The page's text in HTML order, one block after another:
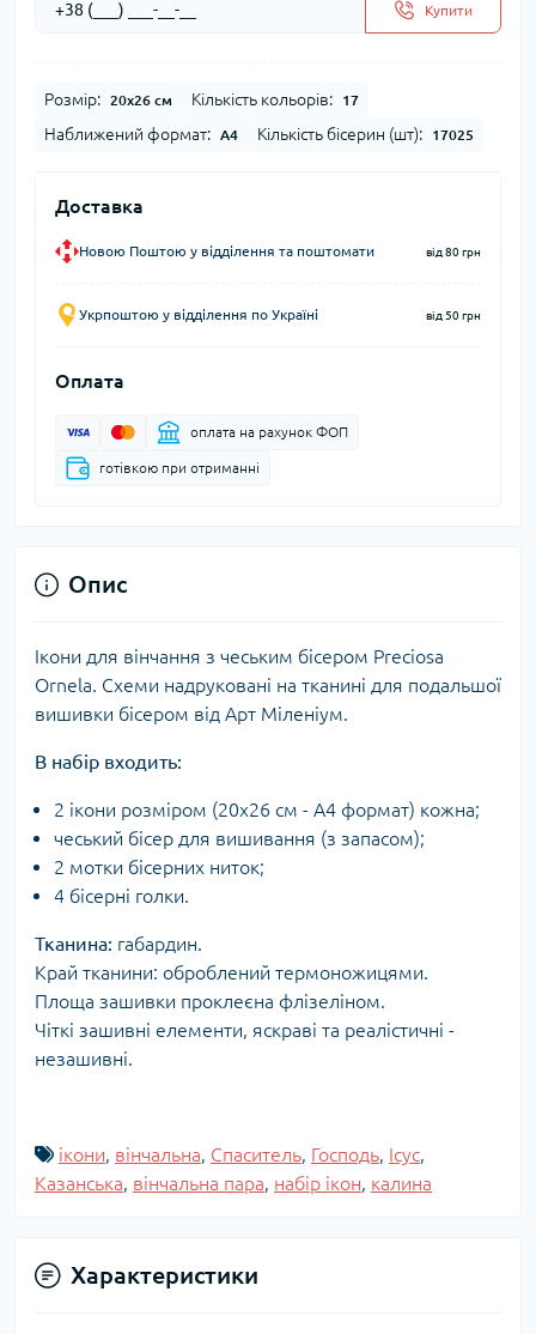
Купити
Розмір: 20x26 см Кількість кольорів: 17
Наближений формат: А4 Кількість бісерин (шт): 17025
Доставка
Новою Поштою у відділення та поштомати від 80 грн
Укрпоштою у відділення по Україні від 50 грн
Оплата
оплата на рахунок ФОП
готівкою при отриманні
Опис
Ікони для вінчання з чеським бісером Preciosa
Ornela. Схеми надруковані на тканині для подальшої
вишивки бісером від Арт Міленіум.
В набір входить:
2 ікони розміром (20х26 см - А4 формат) кожна;
чеський бісер для вишивання (з запасом);
2 мотки бісерних ниток;
4 бісерні голки.
Тканина: габардин.
Край тканини: оброблений термоножицями.
Площа зашивки проклеєна флізеліном.
Чіткі зашивні елементи, яскраві та реалістичні -
незашивні.
ікони, вінчальна, Спаситель, Господь, Ісус,
Казанська, вінчальна пара, набір ікон, калина
Характеристики